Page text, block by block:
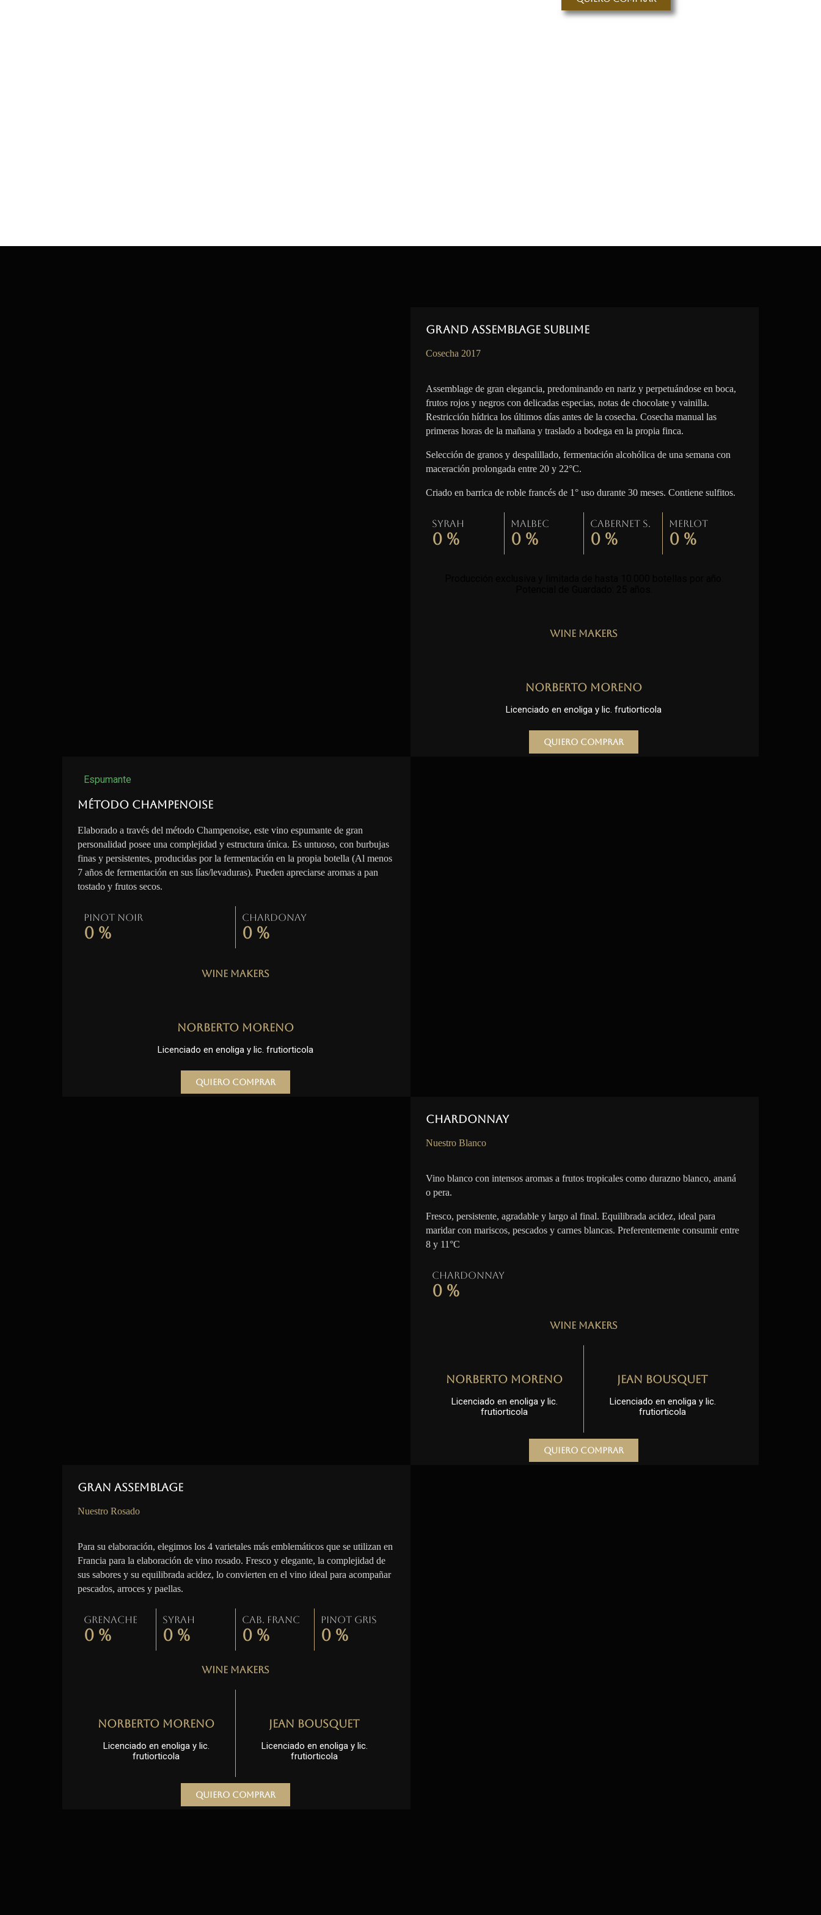
Grand Assemblage Sublime
Cosecha 2017
Assemblage de gran elegancia, predominando en nariz y perpetuándose en boca,
frutos rojos y negros con delicadas especias, notas de chocolate y vainilla.
Restricción hídrica los últimos días antes de la cosecha. Cosecha manual las
primeras horas de la mañana y traslado a bodega en la propia finca.
Selección de granos y despalillado, fermentación alcohólica de una semana con
maceración prolongada entre 20 y 22°C.
Criado en barrica de roble francés de 1° uso durante 30 meses. Contiene sulfitos.
Syrah
0 %
Malbec
0 %
Cabernet S.
0 %
Merlot
0 %
Wine Makers
Norberto Moreno
Licenciado en enoliga y lic. frutiorticola
Quiero comprar
Espumante
Método Champenoise
Elaborado a través del método Champenoise, este vino espumante de gran
personalidad posee una complejidad y estructura única. Es untuoso, con burbujas
finas y persistentes, producidas por la fermentación en la propia botella (Al menos
7 años de fermentación en sus lías/levaduras). Pueden apreciarse aromas a pan
tostado y frutos secos.
Pinot Noir
0 %
Chardonay
0 %
Wine Makers
Norberto Moreno
Licenciado en enoliga y lic. frutiorticola
Quiero comprar
Chardonnay
Nuestro Blanco
Vino blanco con intensos aromas a frutos tropicales como durazno blanco, ananá
o pera.
Fresco, persistente, agradable y largo al final. Equilibrada acidez, ideal para
maridar con mariscos, pescados y carnes blancas. Preferentemente consumir entre
8 y 11°C
Chardonnay
0 %
Wine Makers
Norberto Moreno
Licenciado en enoliga y lic.
frutiorticola
Jean Bousquet
Licenciado en enoliga y lic.
frutiorticola
Quiero comprar
Gran Assemblage
Nuestro Rosado
Para su elaboración, elegimos los 4 varietales más emblemáticos que se utilizan en
Francia para la elaboración de vino rosado. Fresco y elegante, la complejidad de
sus sabores y su equilibrada acidez, lo convierten en el vino ideal para acompañar
pescados, arroces y paellas.
Grenache
0 %
Syrah
0 %
Cab. Franc
0 %
Pinot gris
0 %
Wine Makers
Norberto Moreno
Licenciado en enoliga y lic.
frutiorticola
Jean Bousquet
Licenciado en enoliga y lic.
frutiorticola
Quiero comprar